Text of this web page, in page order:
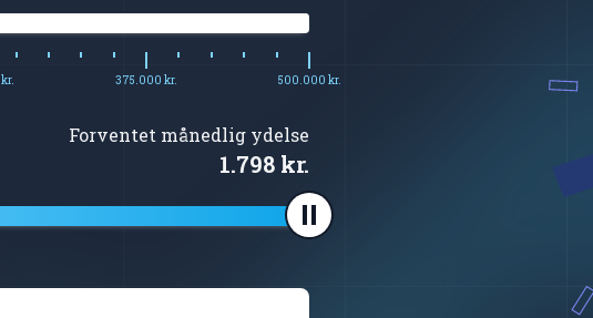
375.000 kr. 500.000 kr.
Forventet månedlig ydelse
1.798 kr.